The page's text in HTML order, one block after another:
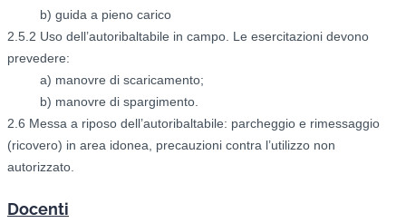
b) guida a pieno carico
2.5.2 Uso dell’autoribaltabile in campo. Le esercitazioni devono
prevedere:
a) manovre di scaricamento;
b) manovre di spargimento.
2.6 Messa a riposo dell’autoribaltabile: parcheggio e rimessaggio
(ricovero) in area idonea, precauzioni contra l’utilizzo non
autorizzato.
Docenti